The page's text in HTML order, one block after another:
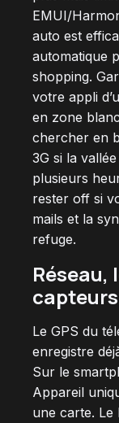
EMUI/
auto est
automatique
shopping.
votre appli
en zone
chercher en
3G si la
plusieurs
rester off si
mails et la
refuge.
capteurs
Le GPS du
enregistre
Sur le
Appareil
une carte.